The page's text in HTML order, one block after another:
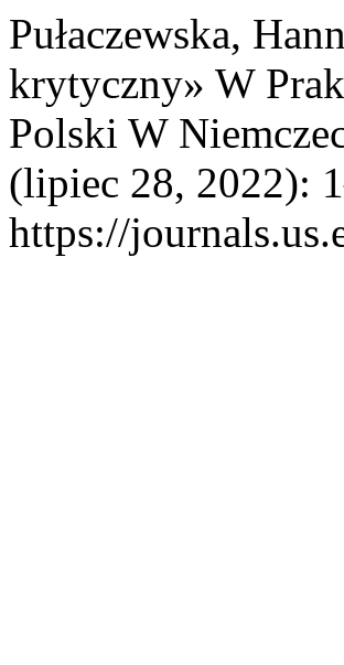
Pułaczewska,
krytyczny» W
Polski W
(lipiec 28, 2022):
https://